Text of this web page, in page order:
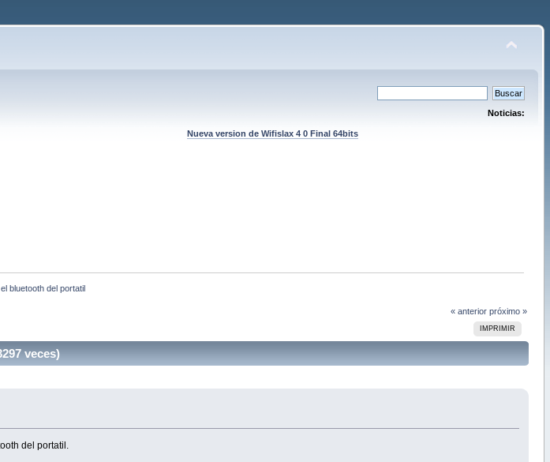
Noticias:
Nueva version de Wifislax 4 0 Final 64bits
bluetooth del portatil
« anterior próximo »
IMPRIMIR
veces)
del portatil.